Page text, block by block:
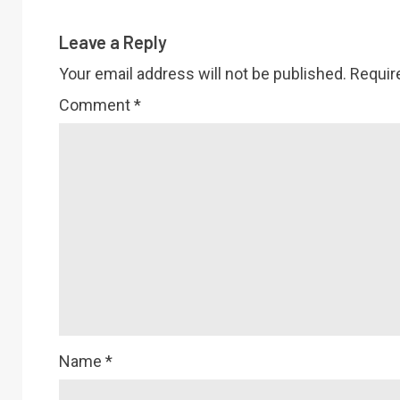
Leave a Reply
Your email address will not be published.
Comment*
Name *